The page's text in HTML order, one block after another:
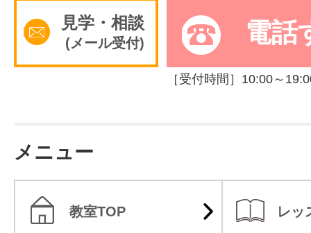
見学・相談
(メール受付) 電話
［受付時間］10:00～
メニュー
教室TOP レッ